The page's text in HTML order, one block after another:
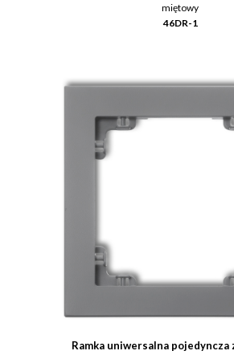
miętowy
46DR-1
Ramka uniwersalna pojedyncza